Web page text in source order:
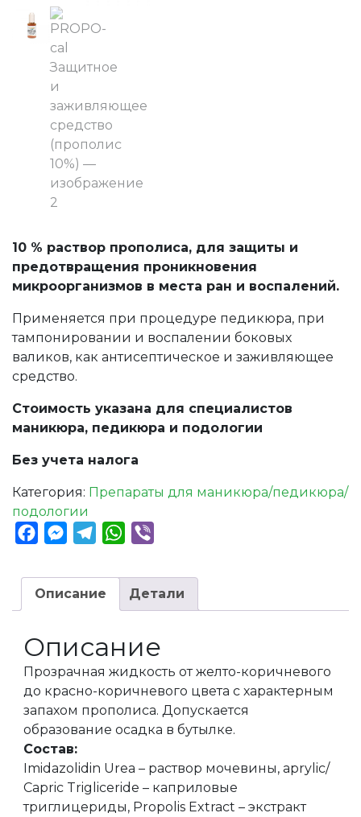
10 % раствор прополиса, для защиты и
предотвращения проникновения
микроорганизмов в места ран и воспалений.
Применяется при процедуре педикюра, при
тампонировании и воспалении боковых
валиков, как антисептическое и заживляющее
средство.
Стоимость указана для специалистов
маникюра, педикюра и подологии
Без учета налога
Категория: Препараты для маникюра/педикюра/
подологии
FacebookMessenger
TelegramWhatsApp
Описание Детали
Описание
Прозрачная жидкость от желто-коричневого
до красно-коричневого цвета с характерным
запахом прополиса. Допускается
образование осадка в бутылке.
Состав:
Imidazolidin Urea – раствор мочевины, aprylic/
Capric Trigliceride – каприловые
триглицериды, Propolis Extract – экстракт